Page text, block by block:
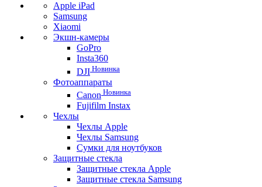
Apple iPad
Samsung
Xiaomi
Экшн-камеры
GoPro
Insta360
DJI Новинка
Фотоаппараты
Canon Новинка
Fujifilm Instax
Чехлы
Чехлы Apple
Чехлы Samsung
Сумки для ноутбуков
Защитные стекла
Защитные стекла Apple
Защитные стекла Samsung